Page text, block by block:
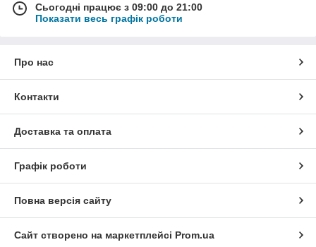
Сьогодні працює з 09:00 до 21:00
Показати весь графік роботи
Про нас
Контакти
Доставка та оплата
Графік роботи
Повна версія сайту
Сайт створено на маркетплейсі Prom.ua